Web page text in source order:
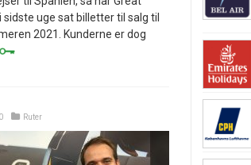
sidste uge sat billetter til salg til
2021. Kunderne er dog
Ruter